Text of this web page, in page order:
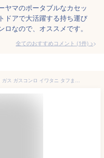
ヤマのポータブルなカセッ
ドアで大活躍する持ち運び
なので、オススメです。
全てのおすすめコメント (1件) >
[最大400円クーポン] カセットコンロ ガス ガスコンロ イワタニ タフまる CB-ODX-1-BKカセットガス ガス コンロ ケース付き 岩谷 アウトドア 風に強い ダッチオーブン カセットこんろ IWATANI イワタニ ブラック オリーブ